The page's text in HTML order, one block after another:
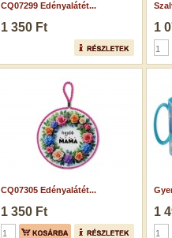
CQ07299 Edényalátét...
1 350 Ft 1
CQ07305 Edényalátét...
1 350 Ft 1